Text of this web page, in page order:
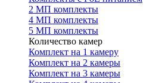
2 МП комплекты
4 МП комплекты
5 МП комплекты
Количество камер
Комплект на 1 камеру
Комплект на 2 камеры
Комплект на 3 камеры